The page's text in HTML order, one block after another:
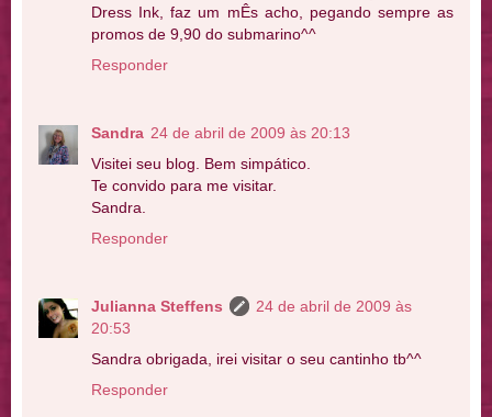
Dress Ink, faz um mÊs acho, pegando sempre as
promos de 9,90 do submarino^^
Responder
Sandra 24 de abril de 2009 às 20:13
Visitei seu blog. Bem simpático.
Te convido para me visitar.
Sandra.
Responder
Julianna Steffens
24 de abril de 2009 às
20:53
Sandra obrigada, irei visitar o seu cantinho tb^^
Responder